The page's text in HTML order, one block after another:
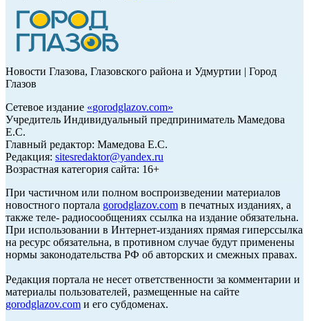
Новости Глазова, Глазовского района и Удмуртии | Город
Глазов
Сетевое издание «gorodglazov.com»
Учредитель Индивидуальный предприниматель Мамедова
Е.С.
Главный редактор: Мамедова Е.С.
Редакция: sitesredaktor@yandex.ru
Возрастная категория сайта: 16+
При частичном или полном воспроизведении материалов
новостного портала gorodglazov.com в печатных изданиях, а
также теле- радиосообщениях ссылка на издание обязательна.
При использовании в Интернет-изданиях прямая гиперссылка
на ресурс обязательна, в противном случае будут применены
нормы законодательства РФ об авторских и смежных правах.
Редакция портала не несет ответственности за комментарии и
материалы пользователей, размещенные на сайте
gorodglazov.com и его субдоменах.